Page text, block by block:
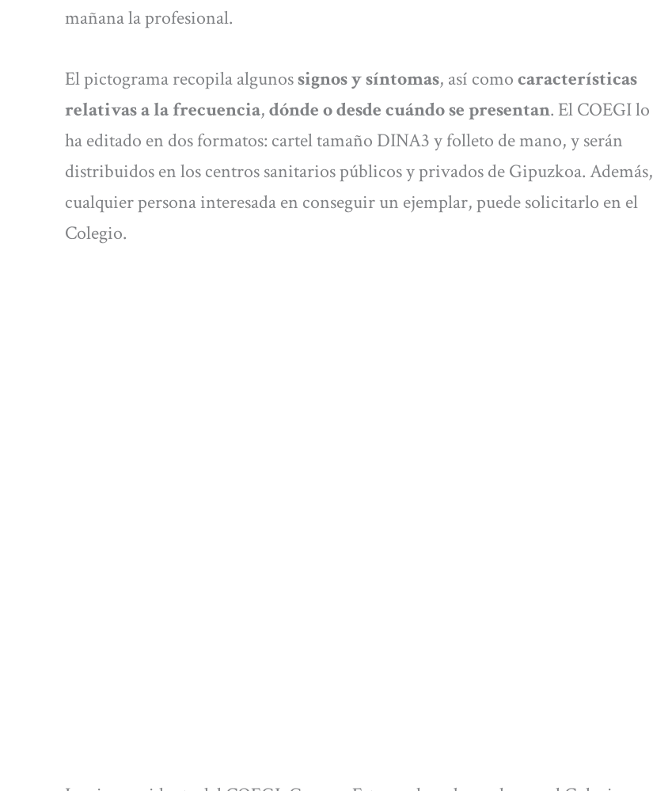
mañana la profesional.
El pictograma recopila algunossignos y síntomas, así comocaracterísticas
relativas a la frecuencia,dónde o desde cuándo se presentan. El COEGI lo
ha editado en dos formatos: cartel tamaño DINA3 y folleto de mano, y serán
distribuidos en los centros sanitarios públicos y privados de Gipuzkoa. Además,
cualquier persona interesada en conseguir un ejemplar, puede solicitarlo en el
Colegio.